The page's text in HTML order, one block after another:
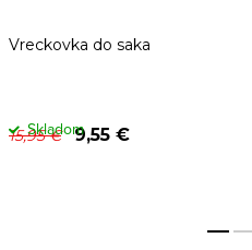
Vreckovka do saka
15,95 € 9,55 €
Skladom